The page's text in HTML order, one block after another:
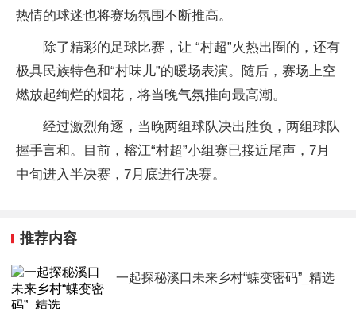
热情的球迷也将赛场氛围不断推高。
除了精彩的足球比赛，让 “村超”火热出圈的，还有
极具民族特色和“村味儿”的暖场表演。随后，赛场上空
燃放起绚烂的烟花，将当晚气氛推向最高潮。
经过激烈角逐，当晚两组球队决出胜负，两组球队
握手言和。目前，榕江“村超”小组赛已接近尾声，7月
中旬进入半决赛，7月底进行决赛。
推荐内容
一起探秘溪口未来乡村“蝶变密码”_精选